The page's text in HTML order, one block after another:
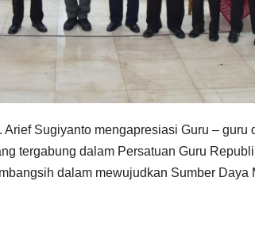
Arief Sugiyanto mengapresiasi Guru – guru
tergabung dalam Persatuan Guru
dalam mewujudkan Sumber Daya